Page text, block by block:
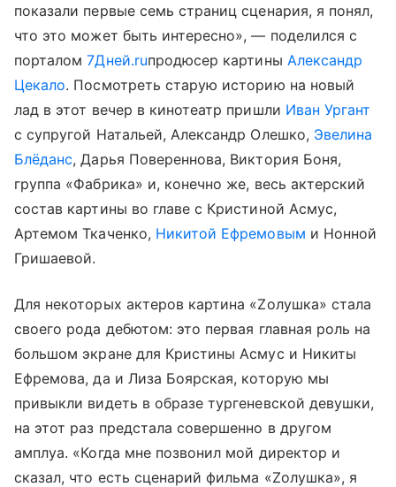
показали первые семь страниц сценария, я понял,
что это может быть интересно», — поделился с
порталом7Дней.ruпродюсер картины Александр
Цекало. Посмотреть старую историю на новый
лад в этот вечер в кинотеатр пришли Иван Ургант
с супругой Натальей, Александр Олешко, Эвелина
Блёданс, Дарья Повереннова, Виктория Боня,
группа «Фабрика» и, конечно же, весь актерский
состав картины во главе с Кристиной Асмус,
Артемом Ткаченко, Никитой Ефремовым и Нонной
Гришаевой.
Для некоторых актеров картина «Zолушка» стала
своего рода дебютом: это первая главная роль на
большом экране для Кристины Асмус и Никиты
Ефремова, да и Лиза Боярская, которую мы
привыкли видеть в образе тургеневской девушки,
на этот раз предстала совершенно в другом
амплуа. «Когда мне позвонил мой директор и
сказал, что есть сценарий фильма «Zолушка», я